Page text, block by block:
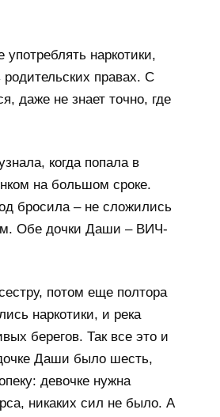
наркотики,
правах. С
даже не знает точно, где
когда попала в
на большом сроке.
бросила – не сложились
Обе дочки Даши – ВИЧ-
потом еще полтора
наркотики, и река
берегов. Так все это и
Даши было шесть,
девочке нужна
никаких сил не было. А